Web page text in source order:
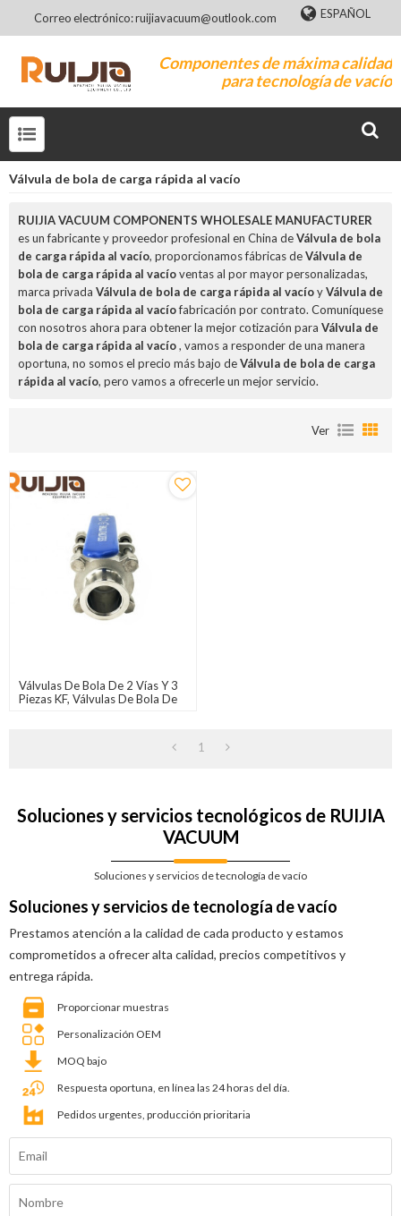
Correo electrónico: ruijiavacuum@outlook.com ESPAÑOL
Componentes de máxima calidad
para tecnología de vacío
Válvula de bola de carga rápida al vacío
RUIJIA VACUUM COMPONENTS WHOLESALE MANUFACTURER
es un fabricante y proveedor profesional en China deVálvula de bola
de carga rápida al vacío, proporcionamos fábricas deVálvula de
bola de carga rápida al vacíoventas al por mayor personalizadas,
marca privada Válvula de bola de carga rápida al vacíoyVálvula de
bola de carga rápida al vacíofabricación por contrato. Comuníquese
con nosotros ahora para obtener la mejor cotización para Válvula de
bola de carga rápida al vacío, vamos a responder de una manera
oportuna, no somos el precio más bajo deVálvula de bola de carga
rápida al vacío, pero vamos a ofrecerle un mejor servicio.
Ver
Válvulas De Bola De 2 Vías Y 3
Piezas KF, Válvulas De Bola De
1
Soluciones y servicios tecnológicos de RUIJIA
VACUUM
Soluciones y servicios de tecnología de vacío
Soluciones y servicios de tecnología de vacío
Prestamos atención a la calidad de cada producto y estamos
comprometidos a ofrecer alta calidad, precios competitivos y
entrega rápida.
Proporcionar muestras
Personalización OEM
MOQ bajo
Respuesta oportuna, en línea las 24 horas del día.
Pedidos urgentes, producción prioritaria